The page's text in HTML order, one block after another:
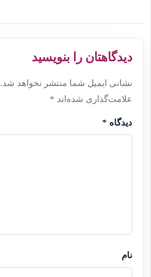
دیدگاهتان را بنویسید
نشانی ایمیل شما منتشر نخواهد شد.
علامت‌گذاری شده‌اند *
دیدگاه *
نام